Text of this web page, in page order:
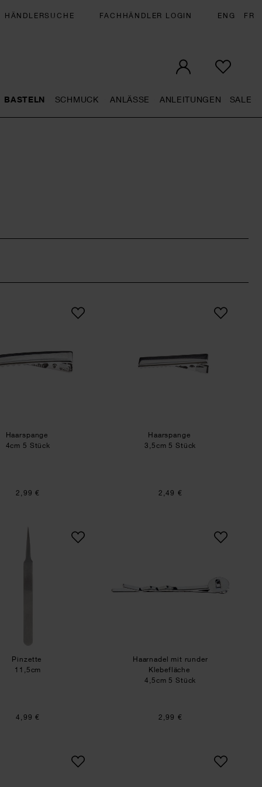
HÄNDLERSUCHE FACHHÄNDLER LOGIN ENG FR
BASTELN SCHMUCK ANLÄSSE ANLEITUNGEN SALE
Haarspange
4cm 5 Stück
2,99 €
Haarspange
3,5cm 5 Stück
2,49 €
Pinzette
Pinzette
11,5cm
4,99 €
Haarnadel mit runder
Klebefläche
4,5cm 5 Stück
2,99 €